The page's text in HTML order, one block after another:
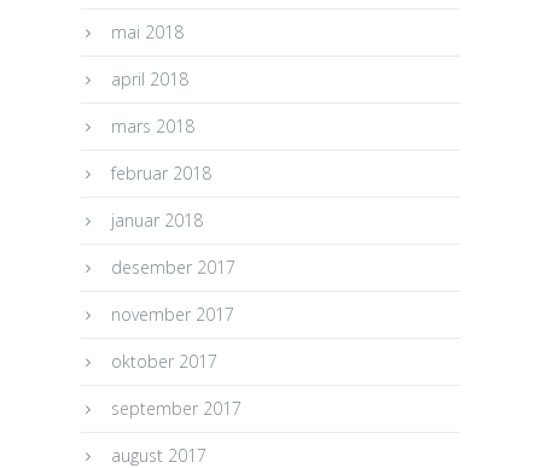
mai 2018
april 2018
mars 2018
februar 2018
januar 2018
desember 2017
november 2017
oktober 2017
september 2017
august 2017